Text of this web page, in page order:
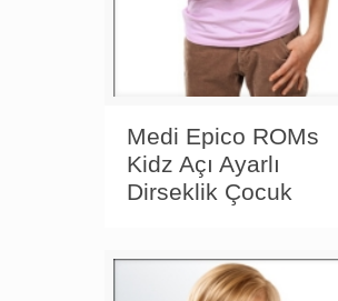
Medi Epico ROMs
Kidz Açı Ayarlı
Dirseklik Çocuk